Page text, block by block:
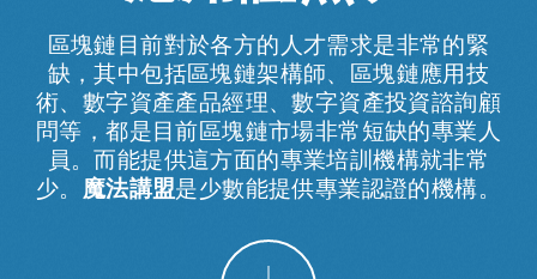
區塊鏈目前對於各方的人才需求是非常的緊
缺，其中包括區塊鏈架構師、區塊鏈應用技
術、數字資產產品經理、數字資產投資諮詢顧
問等，都是目前區塊鏈市場非常短缺的專業人
員。而能提供這方面的專業培訓機構就非常
少。 魔法講盟是少數能提供專業認證的機構。